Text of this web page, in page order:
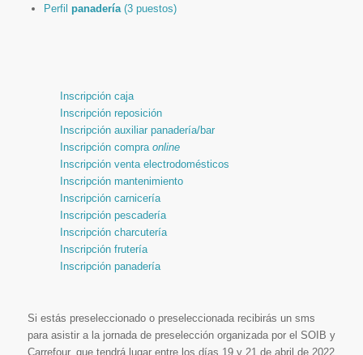
Perfil panadería (3 puestos)
Inscripción caja
Inscripción reposición
Inscripción auxiliar panadería/bar
Inscripción compra online
Inscripción venta electrodomésticos
Inscripción mantenimiento
Inscripción carnicería
Inscripción pescadería
Inscripción charcutería
Inscripción frutería
Inscripción panadería
Si estás preseleccionado o preseleccionada recibirás un sms
para asistir a la jornada de preselección organizada por el SOIB y
Carrefour, que tendrá lugar entre los días 19 y 21 de abril de 2022